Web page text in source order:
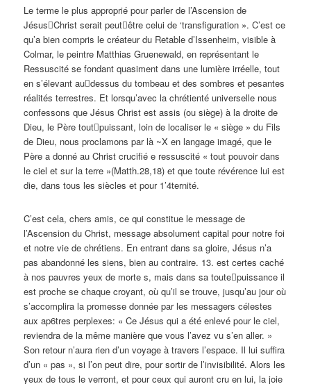
Le terme le plus approprié pour parler de l’Ascension de
Jésus﷓Christ serait peut﷓être celui de ‘transfiguration ». C’est ce
qu’a bien compris le créateur du Retable d’Issenheim, visible à
Colmar, le peintre Matthias Gruenewald, en représentant le
Ressuscité se fondant quasiment dans une lumière irréelle, tout
en s’élevant au﷓dessus du tombeau et des sombres et pesantes
réalités terrestres. Et lorsqu’avec la chrétienté universelle nous
confessons que Jésus Christ est assis (ou siège) à la droite de
Dieu, le Père tout﷓puissant, loin de localiser le « siège » du Fils
de Dieu, nous proclamons par là ~X en langage imagé, que le
Père a donné au Christ crucifié e ressuscité « tout pouvoir dans
le ciel et sur la terre »(Matth.28,18) et que toute révérence lui est
die, dans tous les siècles et pour 1’4ternité.
C’est cela, chers amis, ce qui constitue le message de
l’Ascension du Christ, message absolument capital pour notre foi
et notre vie de chrétiens. En entrant dans sa gloire, Jésus n’a
pas abandonné les siens, bien au contraire. 13. est certes caché
à nos pauvres yeux de morte s, mais dans sa toute﷓puissance il
est proche se chaque croyant, où qu’il se trouve, jusqu’au jour où
s’accomplira la promesse donnée par les messagers célestes
aux ap6tres perplexes: « Ce Jésus qui a été enlevé pour le ciel,
reviendra de la même manière que vous l’avez vu s’en aller. »
Son retour n’aura rien d’un voyage à travers l’espace. Il lui suffira
d’un « pas », si l’on peut dire, pour sortir de l’invisibilité. Alors les
yeux de tous le verront, et pour ceux qui auront cru en lui, la joie